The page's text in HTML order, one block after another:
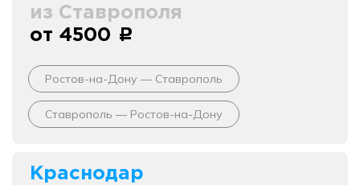
из Ставрополя
от 4500 c
Ростов-на-Дону — Ставрополь
Ставрополь — Ростов-на-Дону
Краснодар